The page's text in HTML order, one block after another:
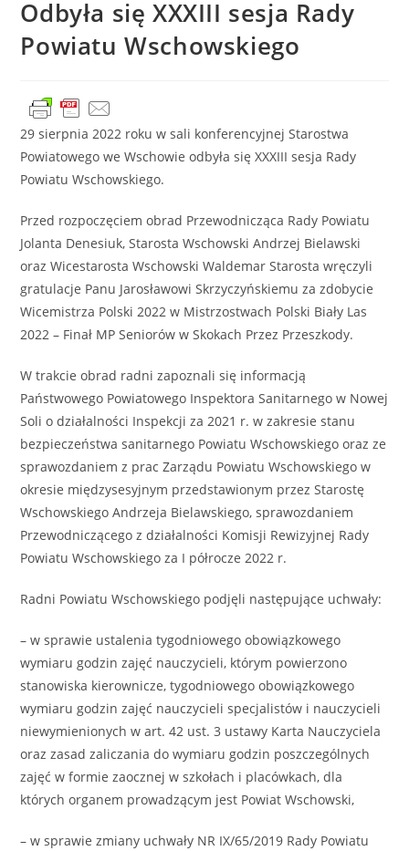
Odbyła się XXXIII sesja Rady
Powiatu Wschowskiego
29 sierpnia 2022 roku w sali konferencyjnej Starostwa
Powiatowego we Wschowie odbyła się XXXIII sesja Rady
Powiatu Wschowskiego.
Przed rozpoczęciem obrad Przewodnicząca Rady Powiatu
Jolanta Denesiuk, Starosta Wschowski Andrzej Bielawski
oraz Wicestarosta Wschowski Waldemar Starosta wręczyli
gratulacje Panu Jarosławowi Skrzyczyńskiemu za zdobycie
Wicemistrza Polski 2022 w Mistrzostwach Polski Biały Las
2022 – Finał MP Seniorów w Skokach Przez Przeszkody.
W trakcie obrad radni zapoznali się informacją
Państwowego Powiatowego Inspektora Sanitarnego w Nowej
Soli o działalności Inspekcji za 2021 r. w zakresie stanu
bezpieczeństwa sanitarnego Powiatu Wschowskiego oraz ze
sprawozdaniem z prac Zarządu Powiatu Wschowskiego w
okresie międzysesyjnym przedstawionym przez Starostę
Wschowskiego Andrzeja Bielawskiego, sprawozdaniem
Przewodniczącego z działalności Komisji Rewizyjnej Rady
Powiatu Wschowskiego za I półrocze 2022 r.
Radni Powiatu Wschowskiego podjęli następujące uchwały:
– w sprawie ustalenia tygodniowego obowiązkowego
wymiaru godzin zajęć nauczycieli, którym powierzono
stanowiska kierownicze, tygodniowego obowiązkowego
wymiaru godzin zajęć nauczycieli specjalistów i nauczycieli
niewymienionych w art. 42 ust. 3 ustawy Karta Nauczyciela
oraz zasad zaliczania do wymiaru godzin poszczególnych
zajęć w formie zaocznej w szkołach i placówkach, dla
których organem prowadzącym jest Powiat Wschowski,
– w sprawie zmiany uchwały NR IX/65/2019 Rady Powiatu